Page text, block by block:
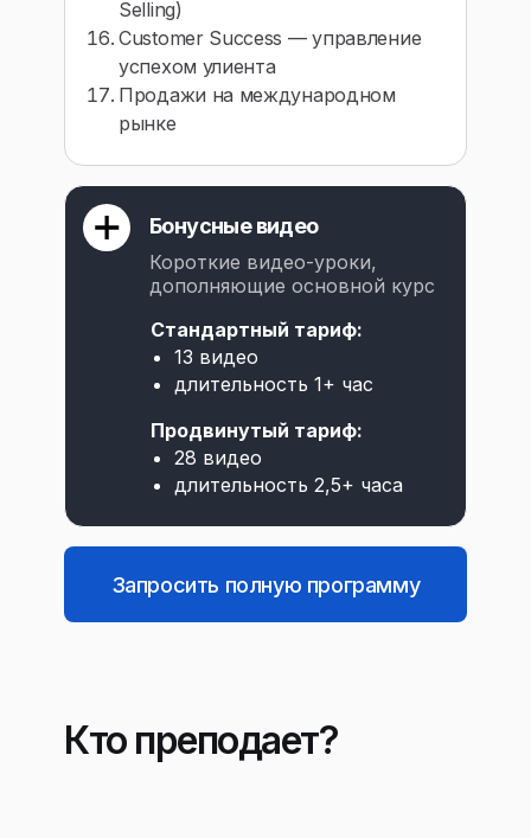
Продвинутый тариф:
28 видео
длительность 2,5+ часа
Стандартный тариф:
13 видео
длительность 1+ час
Короткие видео-уроки,
дополняющие основной курс
Бонусные видео
Selling)
Customer Success — управление
успехом улиента
Продажи на международном
рынке
Запросить полную программу
Кто преподает?